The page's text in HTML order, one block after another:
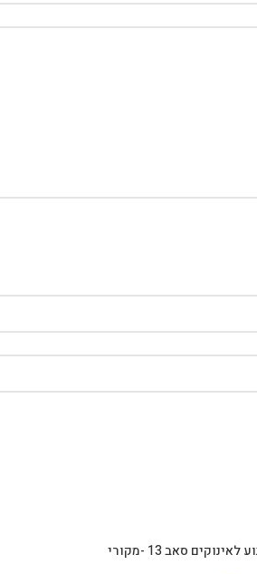
סאב 13 -מקורי